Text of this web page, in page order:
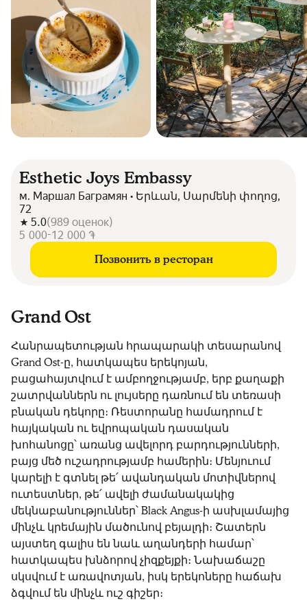
Esthetic Joys Embassy
м. Маршал Баграмян • Երևան, Սարմենի փողոց,
72
5.0(989 оценок)
5 000-12 000 ֏
Позвонить в ресторан
Grand Ost
Հանրապետության հրապարակի տեսարանով
Grand Ost-ը, հատկապես երեկոյան,
բացահայտվում է ամբողջությամբ, երբ քաղաքի
շատրվաններն ու լույսերը դառնում են տեռասի
բնական դեկորը։ Ռեստորանը համադրում է
հայկական ու եվրոպական դասական
խոհանոցը՝ առանց ավելորդ բարդությունների,
բայց մեծ ուշադրությամբ համերին։ Մենյուում
կարելի է գտնել թե՛ ավանդական մոտիվներով
ուտեստներ, թե՛ ավելի ժամանակակից
մեկնաբանություններ՝ Black Angus-ի ասխլամայից
մինչև կրեմային մածունով բեյալդի։ Շատերն
այստեղ գալիս են նաև աղանդերի համար՝
հատկապես խնձորով չիզքեյքի։ Նախաճաշը
սկսվում է առավոտյան, իսկ երեկոները հաճախ
ձգվում են մինչև ուշ գիշեր։